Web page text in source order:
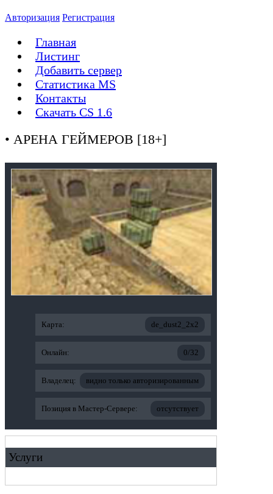
Авторизация Регистрация
Главная
Листинг
Добавить сервер
Статистика MS
Контакты
Скачать CS 1.6
• АРЕНА ГЕЙМЕРОВ [18+]
Карта: de_dust2_2x2
Онлайн: 0/32
Владелец: видно только авторизированным
Позиция в Мастер-Сервере: отсутствует
Услуги